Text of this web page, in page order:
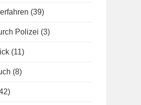
(39)
Polizei (3)
(11)
(8)